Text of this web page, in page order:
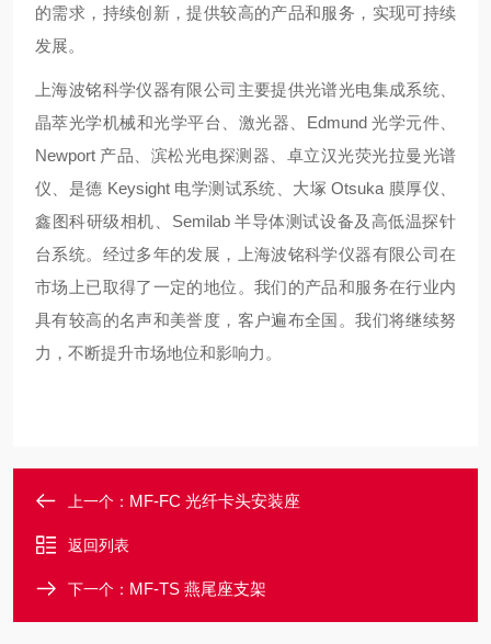
的需求，持续创新，提供较高的产品和服务，实现可持续
发展。
上海波铭科学仪器有限公司主要提供光谱光电集成系统、
晶萃光学机械和光学平台、激光器、Edmund 光学元件、
Newport 产品、滨松光电探测器、卓立汉光荧光拉曼光谱
仪、是德 Keysight 电学测试系统、大塚 Otsuka 膜厚仪、
鑫图科研级相机、Semilab 半导体测试设备及高低温探针
台系统。经过多年的发展，上海波铭科学仪器有限公司在
市场上已取得了一定的地位。我们的产品和服务在行业内
具有较高的名声和美誉度，客户遍布全国。我们将继续努
力，不断提升市场地位和影响力。
上一个： MF-FC 光纤卡头安装座
返回列表
下一个： MF-TS 燕尾座支架